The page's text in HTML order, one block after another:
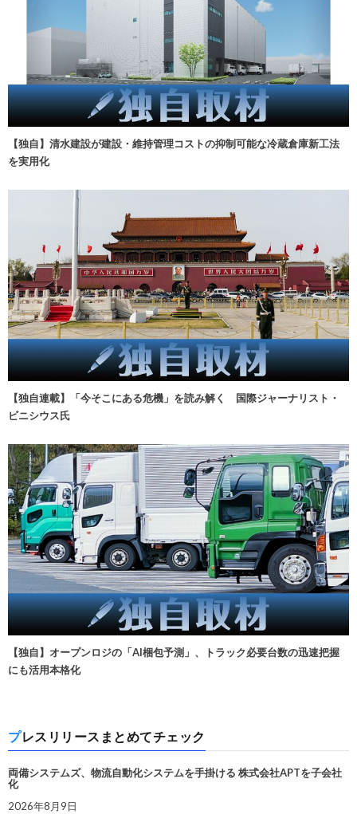
【独自】清水建設が建設・維持管理コストの抑制可能な冷蔵倉庫新工法
を実用化
【独自連載】「今そこにある危機」を読み解く 国際ジャーナリスト・
ビニシウス氏
【独自】オープンロジの「AI梱包予測」、トラック必要台数の迅速把握
にも活用本格化
プレスリリースまとめてチェック
両備システムズ、物流自動化システムを手掛ける 株式会社APTを子会社
化
2026年8月9日